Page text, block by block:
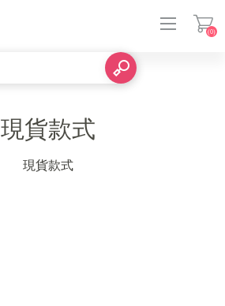
(0)
現貨款式
現貨款式